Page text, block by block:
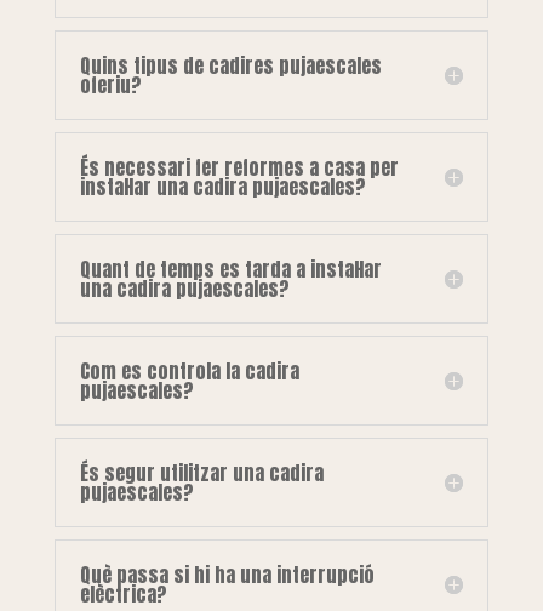
Quins tipus de cadires pujaescales
oferiu?
És necessari fer reformes a casa per
instal·lar una cadira pujaescales?
Quant de temps es tarda a instal·lar
una cadira pujaescales?
Com es controla la cadira
pujaescales?
És segur utilitzar una cadira
pujaescales?
Què passa si hi ha una interrupció
elèctrica?